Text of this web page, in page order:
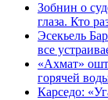
Зобнин о
глаза. Кто
Эсекьель
все
«Ахмат»
горячей
Карседо: